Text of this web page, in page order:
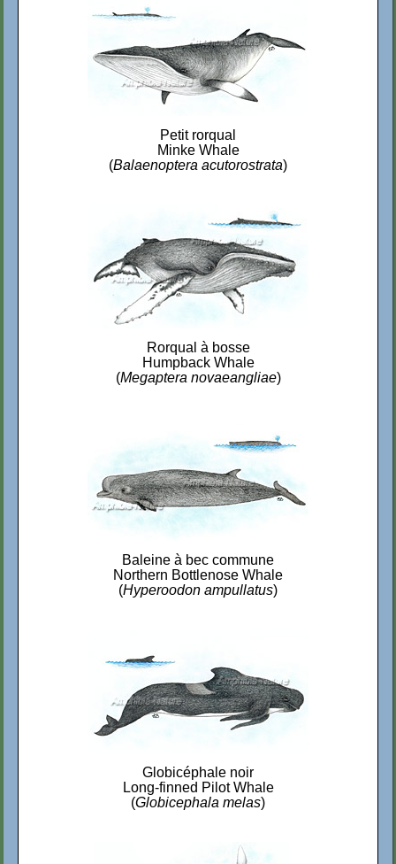
Petit rorqual
Minke Whale
(Balaenoptera acutorostrata)
Rorqual à bosse
Humpback Whale
(Megaptera novaeangliae)
Baleine à bec commune
Northern Bottlenose Whale
(Hyperoodon ampullatus)
Globicéphale noir
Long-finned Pilot Whale
(Globicephala melas)